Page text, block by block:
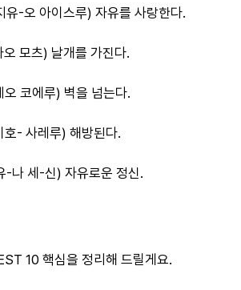
유-오 아이스루) 자유를 사랑한다.
오 모츠) 날개를 가진다.
오 코에루) 벽을 넘는다.
호- 사레루) 해방된다.
-나 세-신) 자유로운 정신.
10 핵심을 정리해 드릴게요.